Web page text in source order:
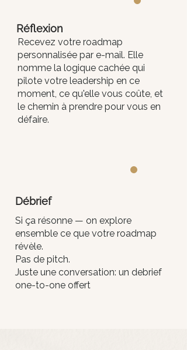
Réflexion
Recevez votre roadmap
personnalisée par e-mail. Elle
nomme la logique cachée qui
pilote votre leadership en ce
moment, ce qu'elle vous coûte, et
le chemin à prendre pour vous en
défaire.
Débrief
Si ça résonne — on explore
ensemble ce que votre roadmap
révèle.
Pas de pitch.
Juste une conversation: un debrief
one-to-one offert